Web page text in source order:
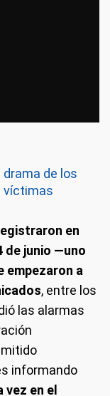
drama de los
víctimas
en
de junio —uno
empezaron a
, entre los
las alarmas
informando
en el